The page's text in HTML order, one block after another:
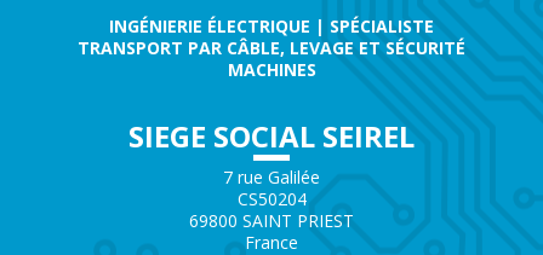
INGÉNIERIE ÉLECTRIQUE | SPÉCIALISTE
TRANSPORT PAR CÂBLE, LEVAGE ET SÉCURITÉ
MACHINES
SIEGE SOCIAL SEIREL
7 rue Galilée
CS50204
69800 SAINT PRIEST
France